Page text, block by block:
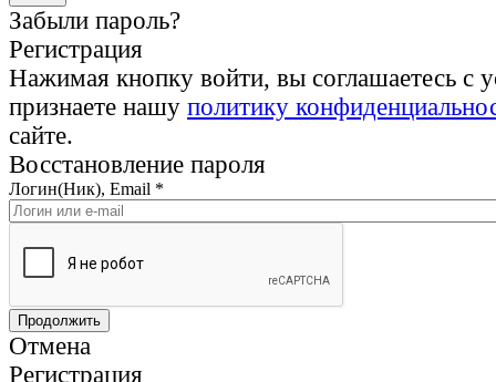
Забыли пароль?
Регистрация
Нажимая кнопку войти, вы соглашаетесь с
признаете нашу политику
сайте.
Восстановление пароля
Логин(Ник), Email *
Отмена
Регистрация